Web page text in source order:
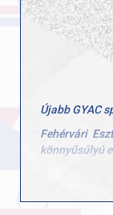
Újabb GYAC
Fehérvári
könnyűsúlyú